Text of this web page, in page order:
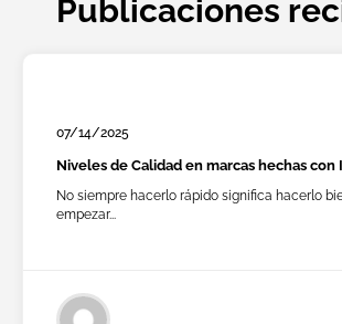
Publicaciones
07/14/2025
Niveles de Calidad en marcas hechas con
No siempre hacerlo rápido significa hacerlo
empezar...